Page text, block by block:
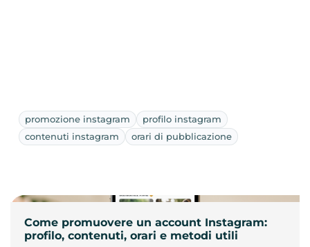
promozione instagram
profilo instagram
contenuti instagram
orari di pubblicazione
Come promuovere un account Instagram:
profilo, contenuti, orari e metodi utili